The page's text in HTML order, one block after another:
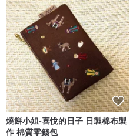
燒餅小姐-喜悅的日子 日製棉布製
作 棉質零錢包